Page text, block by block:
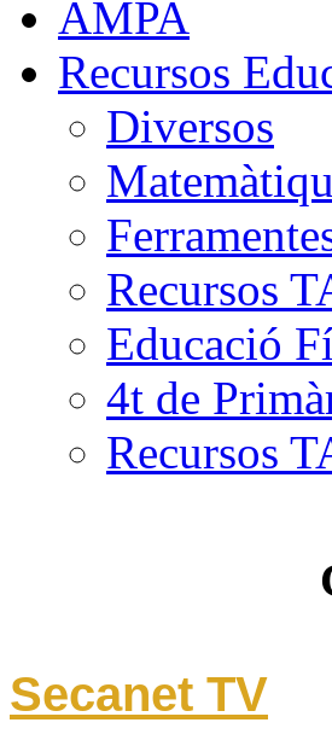
AMPA
Recursos
Diversos
Recursos
Educació
4t de
Recursos
Secanet TV